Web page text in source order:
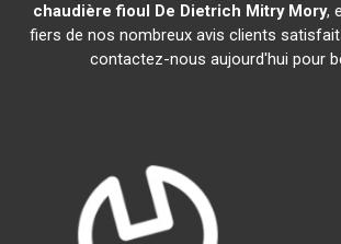
chaudière fioul De Dietrich Mitry Mory,
fiers de nos nombreux avis clients
contactez-nous aujourd'hui pour